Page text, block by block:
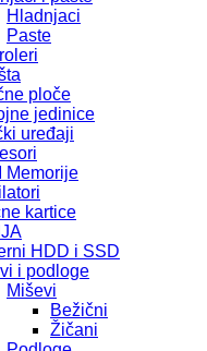
Hladnjaci
Paste
ploče
jedinice
uređaji
Memorije
kartice
HDD i SSD
i podloge
Miševi
Bežični
Žičani